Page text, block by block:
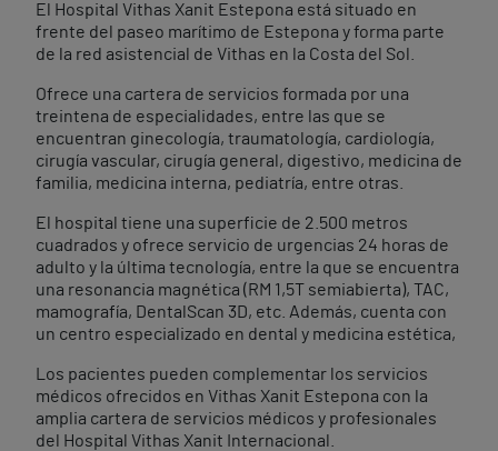
El Hospital Vithas Xanit Estepona está situado en
frente del paseo marítimo de Estepona y forma parte
de la red asistencial de Vithas en la Costa del Sol.
Ofrece una cartera de servicios formada por una
treintena de especialidades, entre las que se
encuentran ginecología, traumatología, cardiología,
cirugía vascular, cirugía general, digestivo, medicina de
familia, medicina interna, pediatría, entre otras.
El hospital tiene una superficie de 2.500 metros
cuadrados y ofrece servicio de urgencias 24 horas de
adulto y la última tecnología, entre la que se encuentra
una resonancia magnética (RM 1,5T semiabierta), TAC,
mamografía, DentalScan 3D, etc. Además, cuenta con
un centro especializado en dental y medicina estética,
Los pacientes pueden complementar los servicios
médicos ofrecidos en Vithas Xanit Estepona con la
amplia cartera de servicios médicos y profesionales
del Hospital Vithas Xanit Internacional.